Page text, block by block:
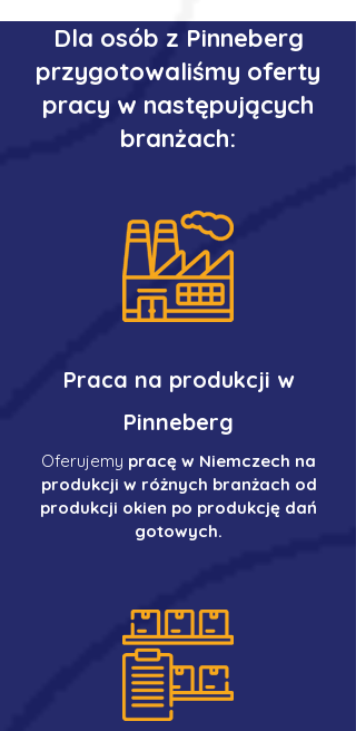
Dla osób z Pinneberg
przygotowaliśmy oferty
pracy w następujących
branżach:
Praca na produkcji w
Pinneberg
Oferujemy pracę w Niemczech na
produkcji w różnych branżach od
produkcji okien po produkcję dań
gotowych.